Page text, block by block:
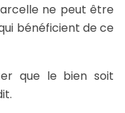
ne peut être
bénéficient de ce
que le bien soit